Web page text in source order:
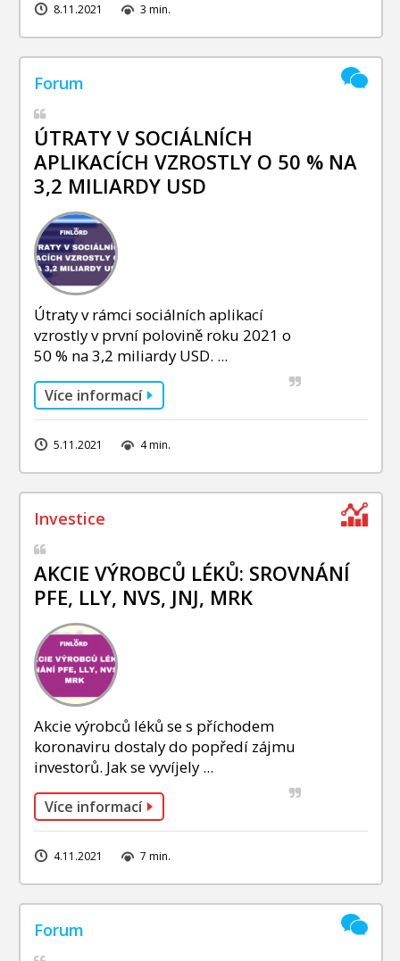
8.11.2021 3 min.
ÚTRATY V SOCIÁLNÍCH
APLIKACÍCH VZROSTLY O 50 % NA
3,2 MILIARDY USD
Útraty v rámci sociálních aplikací
vzrostly v první polovině roku 2021 o
50 % na 3,2 miliardy USD. ...
Více informací
5.11.2021 4 min.
AKCIE VÝROBCŮ LÉKŮ: SROVNÁNÍ
PFE, LLY, NVS, JNJ, MRK
Akcie výrobců léků se s příchodem
koronaviru dostaly do popředí zájmu
investorů. Jak se vyvíjely ...
Více informací
4.11.2021 7 min.